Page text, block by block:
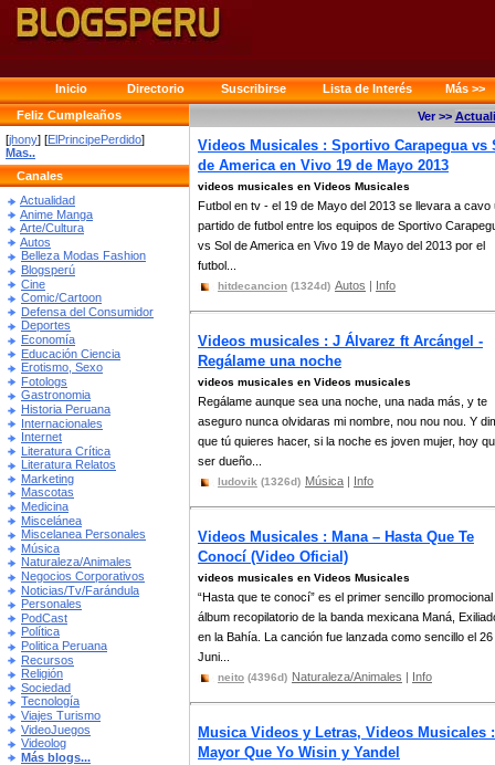
Inicio Directorio Suscribirse Lista de Interés
Más >>
Feliz Cumpleaños
[jhony] [ElPrincipePerdido]
Mas..
Canales
Actualidad
Anime Manga
Arte/Cultura
Autos
Belleza Modas Fashion
Blogsperú
Cine
Comic/Cartoon
Defensa del Consumidor
Deportes
Economía
Educación Ciencia
Erotismo, Sexo
Fotologs
Gastronomia
Historia Peruana
Internacionales
Internet
Literatura Crítica
Literatura Relatos
Marketing
Mascotas
Medicina
Miscelánea
Miscelanea Personales
Música
Naturaleza/Animales
Negocios Corporativos
Noticias/Tv/Farándula
Personales
PodCast
Política
Politica Peruana
Recursos
Religión
Sociedad
Tecnología
Viajes Turismo
VideoJuegos
Videolog
Más blogs...
Ver >>
Videos Musicales : Sportivo Carapegua vs
de America en Vivo 19 de Mayo 2013
videos musicales en Videos Musicales
Futbol en tv - el 19 de Mayo del 2013 se llevara a cavo
partido de futbol entre los equipos de Sportivo
vs Sol de America en Vivo 19 de Mayo del 2013 por el
futbol...
hitdecancion (1324d) Autos | Info
Videos musicales : J Álvarez ft Arcángel -
Regálame una noche
videos musicales en Videos musicales
Regálame aunque sea una noche, una nada más, y te
aseguro nunca olvidaras mi nombre, nou nou nou. Y
que tú quieres hacer, si la noche es joven mujer, hoy
ser dueño...
ludovik (1326d) Música | Info
Videos Musicales : Mana – Hasta Que Te
Conocí (Video Oficial)
videos musicales en Videos Musicales
“Hasta que te conocí” es el primer sencillo promocional
álbum recopilatorio de la banda mexicana Maná,
en la Bahía. La canción fue lanzada como sencillo el 26
Juni...
neito (4396d) Naturaleza/Animales | Info
Musica Videos y Letras, Videos Musicales :
Mayor Que Yo Wisin y Yandel